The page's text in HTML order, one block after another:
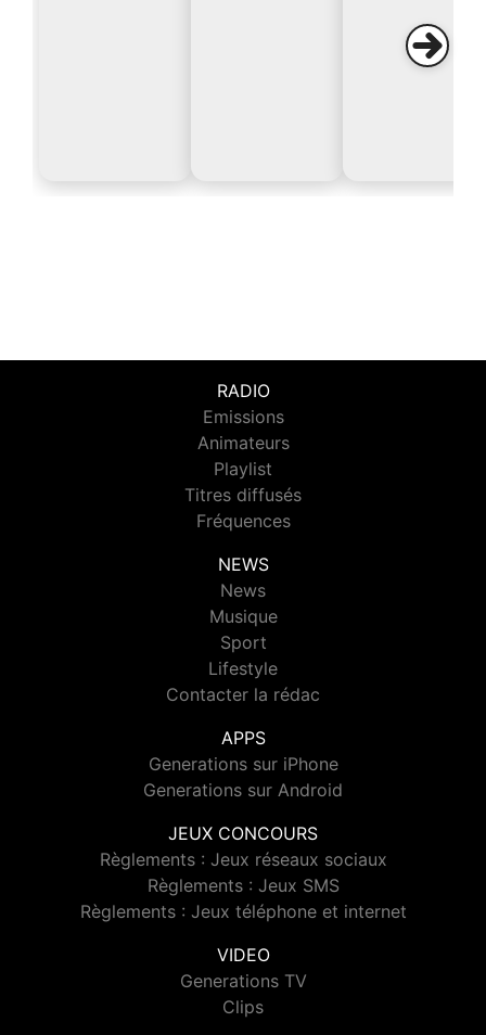
RADIO
Emissions
Animateurs
Playlist
Titres diffusés
Fréquences
NEWS
News
Musique
Sport
Lifestyle
Contacter la rédac
APPS
Generations sur iPhone
Generations sur Android
JEUX CONCOURS
Règlements : Jeux réseaux sociaux
Règlements : Jeux SMS
Règlements : Jeux téléphone et internet
VIDEO
Generations TV
Clips